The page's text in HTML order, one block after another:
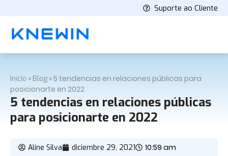
Suporte ao Cliente
Início » Blog »5 tendencias en relaciones públicas para
posicionarte en 2022
5 tendencias en relaciones públicas
para posicionarte en 2022
Aline Silva diciembre 29, 2021 10:59 am